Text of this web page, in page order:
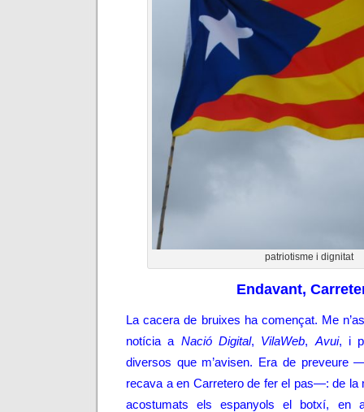
patriotisme i dignitat
Endavant,
La cacera de bruixes ha començat. Me
notícia a Nació Digital, VilaWeb, Avui, i
diversos que m’avisen. Era de preveure
recava a en Carretero de fer el pas—: de la
acostumats els espanyols el botxí, en